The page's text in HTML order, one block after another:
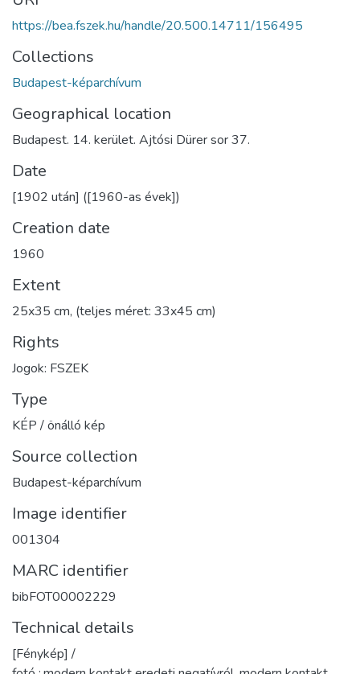
https://bea.fszek.hu/handle/20.500.14711/156495
Collections
Budapest-képarchívum
Geographical location
Budapest. 14. kerület. Ajtósi Dürer sor 37.
Date
[1902 után] ([1960-as évek])
Creation date
1960
Extent
25x35 cm, (teljes méret: 33x45 cm)
Rights
Jogok: FSZEK
Type
KÉP / önálló kép
Source collection
Budapest-képarchívum
Image identifier
001304
MARC identifier
bibFOT00002229
Technical details
[Fénykép] /